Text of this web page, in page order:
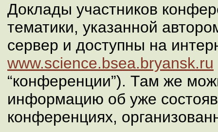
Доклады участников
тематики, указанной
сервер и доступны на
www.science.bsea.bryansk.ru
“конференции”). Там же
информацию об уже
конференциях,